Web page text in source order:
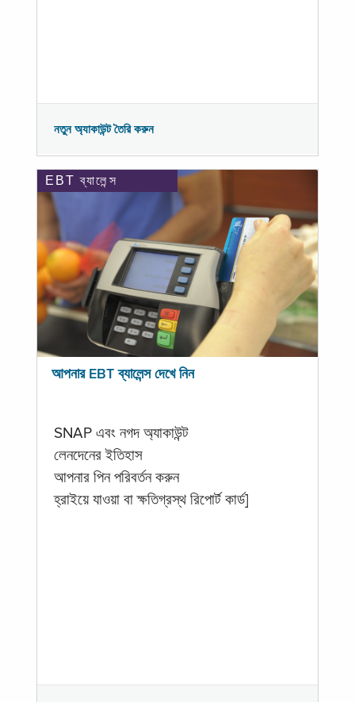
নতুন অ্যাকাউন্ট তৈরি করুন
EBT ব্যালেন্স
আপনার EBT ব্যালেন্স দেখে নিন
SNAP এবং নগদ অ্যাকাউন্ট
লেনদেনের ইতিহাস
আপনার পিন পরিবর্তন করুন
হ্রাইয়ে যাওয়া বা ক্ষতিগ্রস্থ রিপোর্ট কার্ড]